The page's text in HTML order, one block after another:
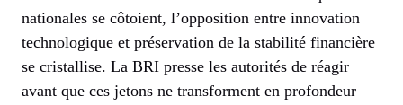
nationales se côtoient, l’opposition entre innovation
technologique et préservation de la stabilité financière
se cristallise. La BRI presse les autorités de réagir
avant que ces jetons ne transforment en profondeur